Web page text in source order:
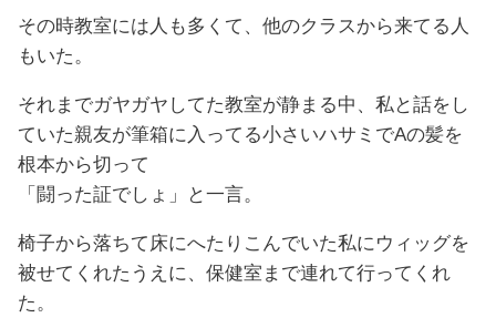
その時教室には人も多くて、他のクラスから来てる人
もいた。
それまでガヤガヤしてた教室が静まる中、私と話をし
ていた親友が筆箱に入ってる小さいハサミでAの髪を
根本から切って
「闘った証でしょ」と一言。
椅子から落ちて床にへたりこんでいた私にウィッグを
被せてくれたうえに、保健室まで連れて行ってくれ
た。